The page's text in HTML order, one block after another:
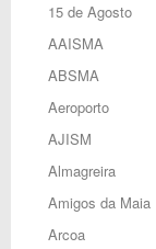
15 de Agosto
AAISMA
ABSMA
Aeroporto
AJISM
Almagreira
Amigos da Maia
Arcoa